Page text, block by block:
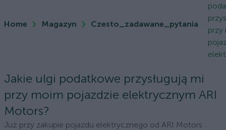
Home Magazyn Czesto_zadawane_pytania
przy
Jakie ulgi podatkowe przysługują mi
przy moim pojazdzie elektrycznym ARI
Motors?
Już przy zakupie pojazdu elektrycznego od ARI Motors